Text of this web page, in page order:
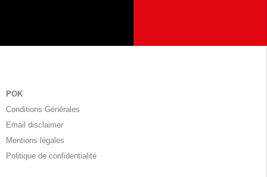
POK
Conditions Générales
Email disclaimer
Mentions légales
Politique de confidentialité